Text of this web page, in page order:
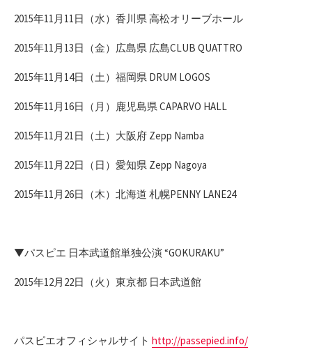
2015年11月11日（水）香川県 高松オリーブホール
2015年11月13日（金）広島県 広島CLUB QUATTRO
2015年11月14日（土）福岡県 DRUM LOGOS
2015年11月16日（月）鹿児島県 CAPARVO HALL
2015年11月21日（土）大阪府 Zepp Namba
2015年11月22日（日）愛知県 Zepp Nagoya
2015年11月26日（木）北海道 札幌PENNY LANE24
▼パスピエ 日本武道館単独公演 “GOKURAKU”
2015年12月22日（火）東京都 日本武道館
パスピエオフィシャルサイト http://passepied.info/